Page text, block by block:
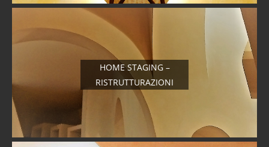
HOME STAGING –
RISTRUTTURAZIONI